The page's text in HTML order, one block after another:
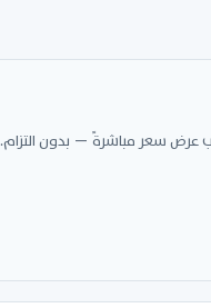
عرض سعر مباشرةً — بدون التزام.